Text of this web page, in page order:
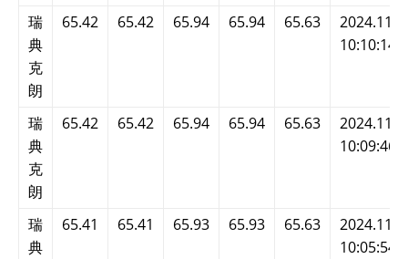
瑞
典
克
朗
65.42 65.42 65.94 65.94 65.63
10:10:14
瑞
典
克
朗
65.42 65.42 65.94 65.94 65.63
10:09:46
瑞
典
65.41 65.41 65.93 65.93 65.63
10:05:54